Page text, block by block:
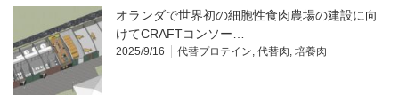
オランダで世界初の細胞性食肉農場の建設に向
けてCRAFTコンソー…
2025/9/16 代替プロテイン, 代替肉, 培養肉